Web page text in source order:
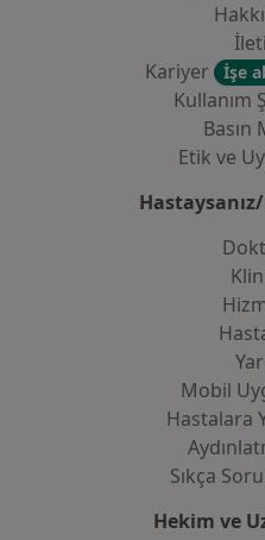
Kariyer
İşe
Kullanım
Basın
Etik ve
Mobil
Hastalara
Sıkça
Hekim ve